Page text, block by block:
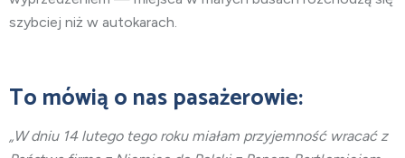
szybciej niż w autokarach.
To mówią o nas pasażerowie:
„W dniu 14 lutego tego roku miałam przyjemność wracać z